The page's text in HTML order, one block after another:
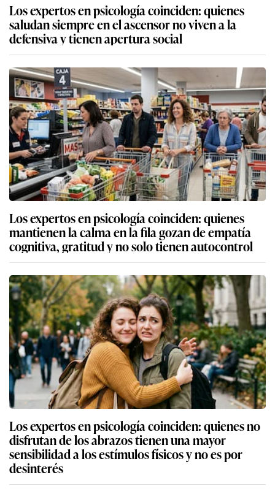
Los expertos en psicología coinciden: quienes
saludan siempre en el ascensor no viven a la
defensiva y tienen apertura social
Los expertos en psicología coinciden: quienes
mantienen la calma en la fila gozan de empatía
cognitiva, gratitud y no solo tienen autocontrol
Los expertos en psicología coinciden: quienes no
disfrutan de los abrazos tienen una mayor
sensibilidad a los estímulos físicos y no es por
desinterés